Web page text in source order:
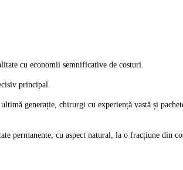
cu economii semnificative de costuri.
principal.
generație, chirurgi cu experiență vastă și
permanente, cu aspect natural, la o fracțiune din